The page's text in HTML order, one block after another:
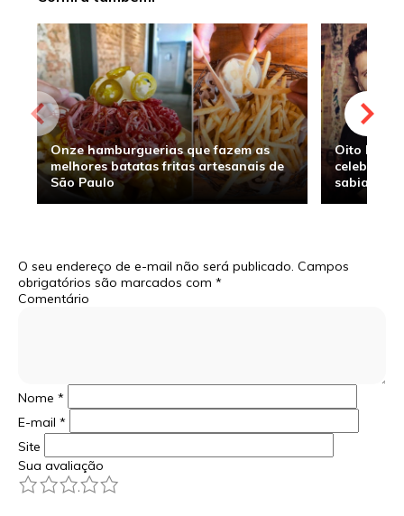
Onze hamburguerias que fazem as
melhores batatas fritas artesanais de
São Paulo
Oito
sabia
O seu endereço de e-mail não será publicado. Campos
obrigatórios são marcados com *
Comentário
Nome *
E-mail *
Site
Sua avaliação
5
4
3
2